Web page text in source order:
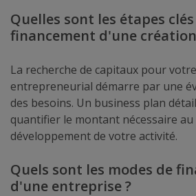
Quelles sont les étapes
financement d'une
La recherche de capitaux pour
entrepreneurial démarre par une
des besoins. Un business plan
quantifier le montant nécessaire
développement de votre activité.
Quels sont les modes de
d'une entreprise ?